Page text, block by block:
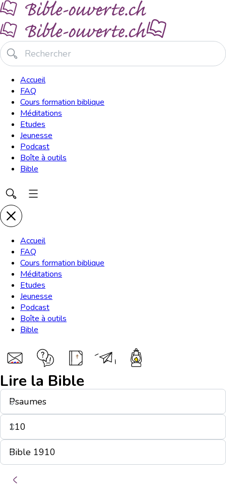
Accueil
FAQ
Cours formation biblique
Méditations
Etudes
Jeunesse
Podcast
Boîte à outils
Bible
Accueil
FAQ
Cours formation biblique
Méditations
Etudes
Jeunesse
Podcast
Boîte à outils
Bible
Lire la Bible